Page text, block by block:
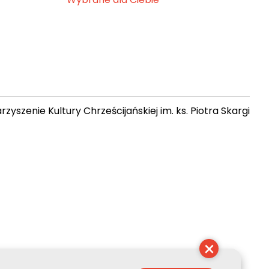
Kultury Chrześcijańskiej im. ks. Piotra Skargi
×